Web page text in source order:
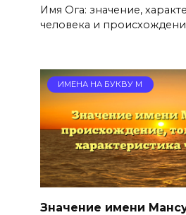
Имя Ога: значение,
человека и
ИМЕНА НА БУКВУ М
Значение имени